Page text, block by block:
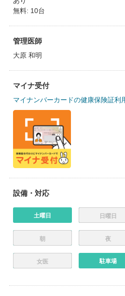
無料: 10台
管理医師
大原 和明
マイナ受付
マイナンバーカードの健康保険証利
設備・対応
土曜日 日曜日
朝 夜
女医 駐車場